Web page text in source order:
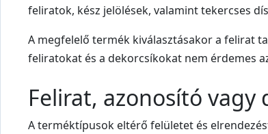
feliratok, kész jelölések, valamint tekercses
A megfelelő termék kiválasztásakor a felirat
feliratokat és a dekorcsíkokat nem érdemes
Felirat, azonosító vagy
A terméktípusok eltérő felületet és